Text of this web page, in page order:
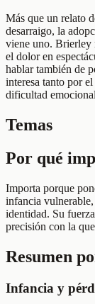
Más que un relato
desarraigo, la
viene uno. Brierley
el dolor en
hablar también de
interesa tanto por
dificultad
Temas
Por qué
Importa porque
infancia
identidad. Su
precisión con la
Resumen
Infancia y